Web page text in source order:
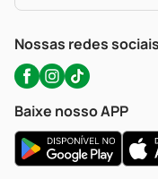
Nossas redes sociais
Baixe nosso APP